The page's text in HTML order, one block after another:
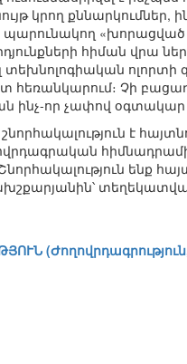
կրող
«խորացված
հիման վրա
տեխնոլոգիական
Չի
ինչ-որ չափով
է
ենք